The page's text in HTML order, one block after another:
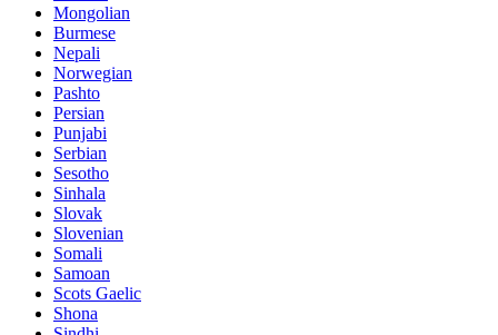
Mongolian
Burmese
Nepali
Norwegian
Pashto
Persian
Punjabi
Serbian
Sesotho
Sinhala
Slovak
Slovenian
Somali
Samoan
Scots Gaelic
Shona